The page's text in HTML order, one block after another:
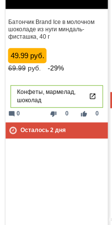
Батончик Brand Ice в молочном
шоколаде из нуги миндаль-
фисташка, 40 г
49.99 руб.
69.99руб. -29%
Конфеты, мармелад,
шоколад
thumb_down 0 thumb_up 0
mode_comment 0
Осталось 2дня